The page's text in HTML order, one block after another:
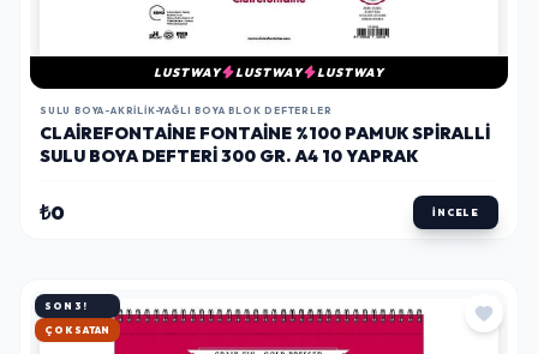
LUSTWAY LUSTWAY LUSTWAY
SULU BOYA-AKRILIK-YAĞLI BOYA BLOK DEFTERLER
CLAIREFONTAINE FONTAINE %100 PAMUK SPIRALLI
SULU BOYA DEFTERI 300 GR. A4 10 YAPRAK
₺0 İNCELE
SON 3!
HIZLI KARGO